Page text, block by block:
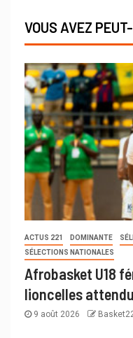
VOUS AVEZ
ACTUS 221 DOMINANTE
SÉLECTIONS NATIONALES
Afrobasket U18
lioncelles attendu
9 août 2026